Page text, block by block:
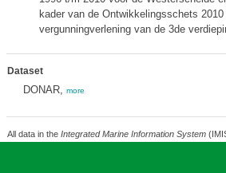
kader van de Ontwikkelingsschets
vergunningverlening van de 3de
Dataset
DONAR, more
All data in the Integrated Marine Information System